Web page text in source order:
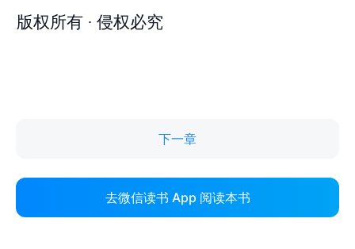
下一章
去微信读书 App 阅读本书